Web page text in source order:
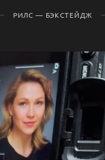
РИЛС — БЭКСТЕЙДЖ